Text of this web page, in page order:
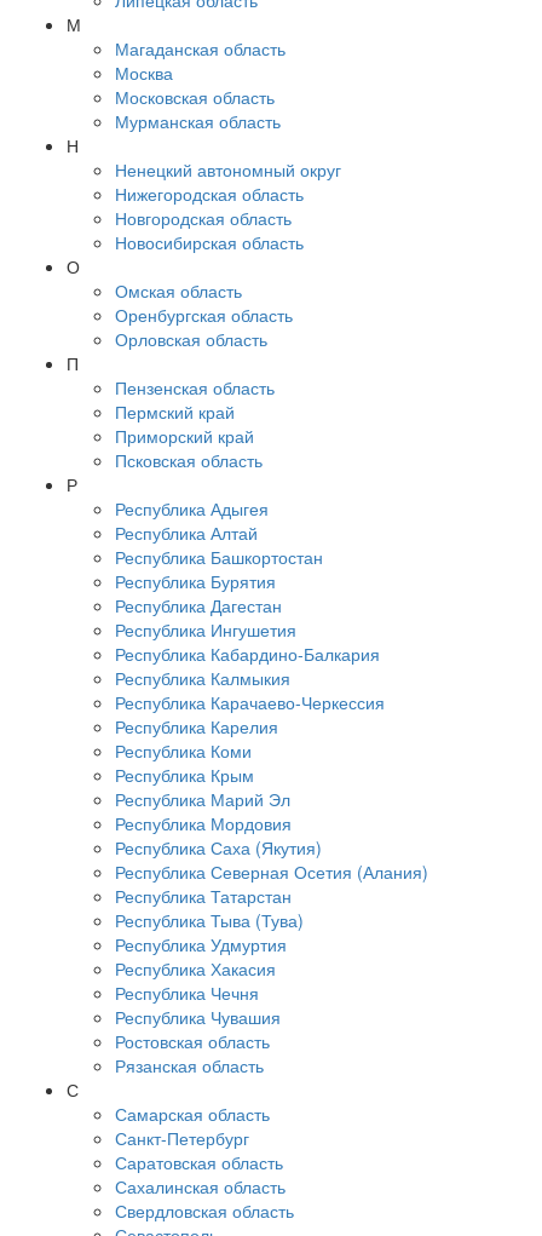
М
Магаданская область
Москва
Московская область
Мурманская область
Н
Ненецкий автономный округ
Нижегородская область
Новгородская область
Новосибирская область
О
Омская область
Оренбургская область
Орловская область
П
Пензенская область
Пермский край
Приморский край
Псковская область
Р
Республика Адыгея
Республика Алтай
Республика Башкортостан
Республика Бурятия
Республика Дагестан
Республика Ингушетия
Республика Кабардино-Балкария
Республика Калмыкия
Республика Карачаево-Черкессия
Республика Карелия
Республика Коми
Республика Крым
Республика Марий Эл
Республика Мордовия
Республика Саха (Якутия)
Республика Северная Осетия (Алания)
Республика Татарстан
Республика Тыва (Тува)
Республика Удмуртия
Республика Хакасия
Республика Чечня
Республика Чувашия
Ростовская область
Рязанская область
С
Самарская область
Санкт-Петербург
Саратовская область
Сахалинская область
Свердловская область